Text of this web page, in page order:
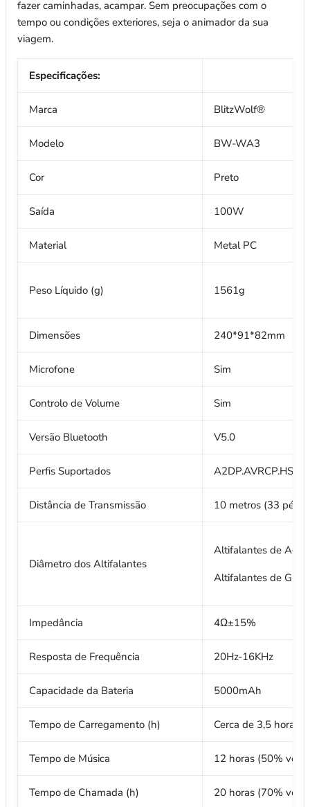
fazer caminhadas, acampar. Sem preocupações com o
tempo ou condições exteriores, seja o animador da sua
viagem.
Especificações:
Marca BlitzWolf®
Modelo BW-WA3
Cor Preto
Saída 100W
Material Metal PC
Peso Líquido (g) 1561g
Dimensões 240*91*82mm
Microfone Sim
Controlo de Volume Sim
Versão Bluetooth V5.0
Perfis Suportados A2DP.AVRCP.HSP
Distância de Transmissão 10 metros (33 pés)
Diâmetro dos Altifalantes
Altifalantes de
Altifalantes de
Impedância 4Ω±15%
Resposta de Frequência 20Hz-16KHz
Capacidade da Bateria 5000mAh
Tempo de Carregamento (h) Cerca de 3,5 horas
Tempo de Música 12 horas (50%
Tempo de Chamada (h) 20 horas (70%